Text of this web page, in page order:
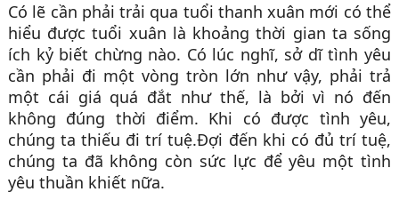
Có lẽ cần phải trải qua tuổi thanh xuân mới có thể
hiểu được tuổi xuân là khoảng thời gian ta sống
ích kỷ biết chừng nào. Có lúc nghĩ, sở dĩ tình yêu
cần phải đi một vòng tròn lớn như vậy, phải trả
một cái giá quá đắt như thế, là bởi vì nó đến
không đúng thời điểm. Khi có được tình yêu,
chúng ta thiếu đi trí tuệ.Đợi đến khi có đủ trí tuệ,
chúng ta đã không còn sức lực để yêu một tình
yêu thuần khiết nữa.